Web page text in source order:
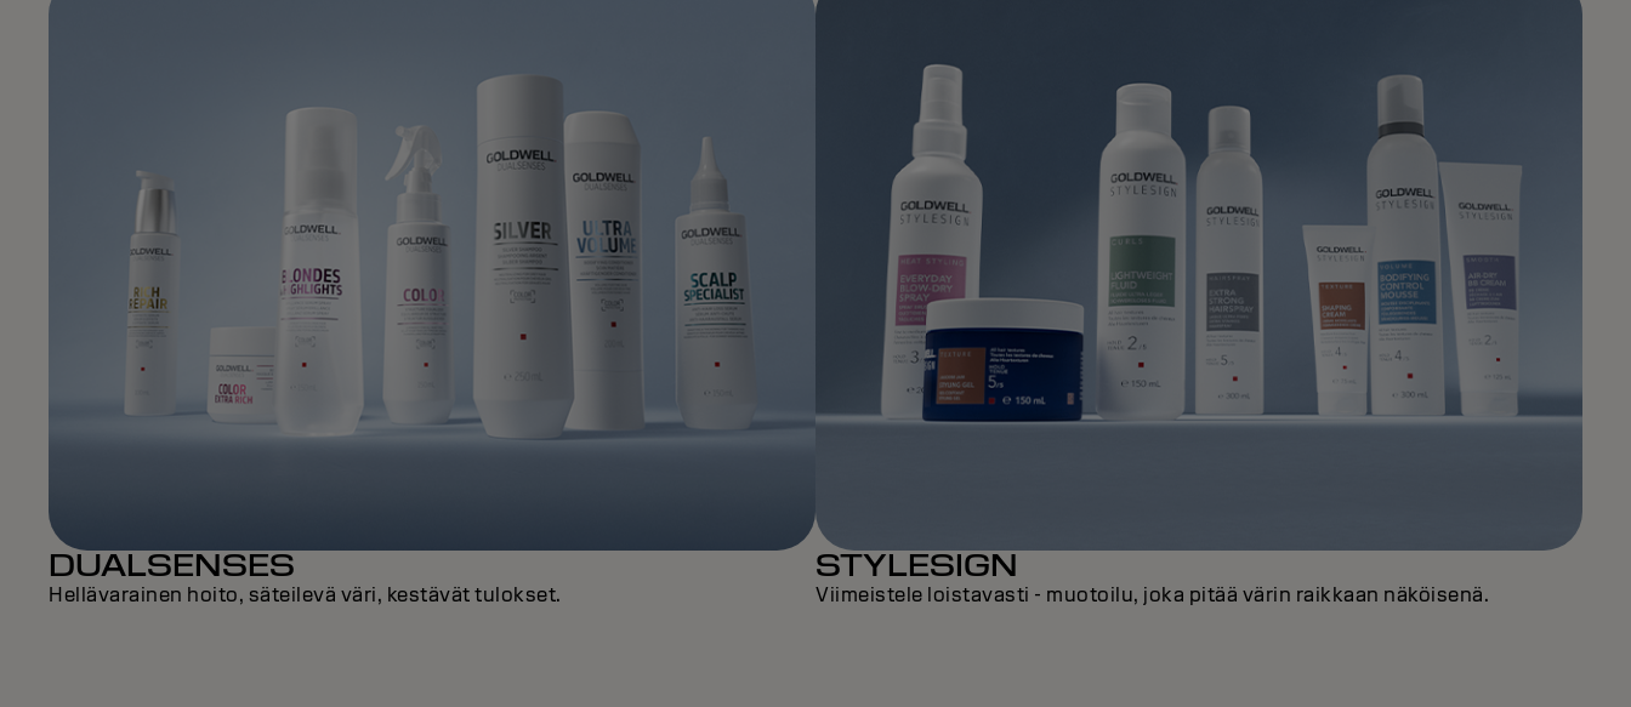
DUALSENSES
Hellävarainen hoito, säteilevä väri, kestävät tulokset.
STYLESIGN
Viimeistele loistavasti - muotoilu, joka pitää värin raikkaan näköisenä.